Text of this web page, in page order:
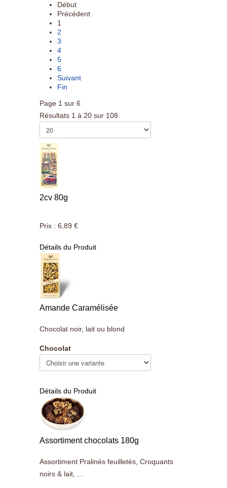
Début
Précédent
1
2
3
4
5
6
Suivant
Fin
Page 1 sur 6
Résultats 1 à 20 sur 108
2cv 80g
Prix : 6,89 €
Détails du Produit
Amande Caramélisée
Chocolat noir, lait ou blond
Chocolat
Détails du Produit
Assortiment chocolats 180g
Assortiment Pralinés feuilletés, Croquants
noirs & lait, ...